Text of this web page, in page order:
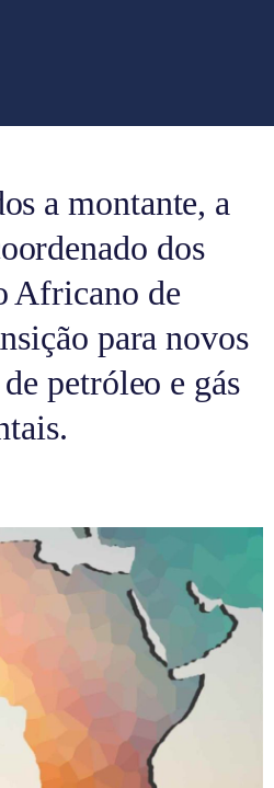
a montante, a
dos
Africano de
para novos
petróleo e gás